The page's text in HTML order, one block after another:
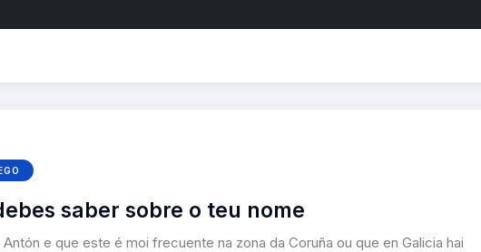
saber sobre o teu nome
e que este é moi frecuente na zona da Coruña ou que en Galicia hai